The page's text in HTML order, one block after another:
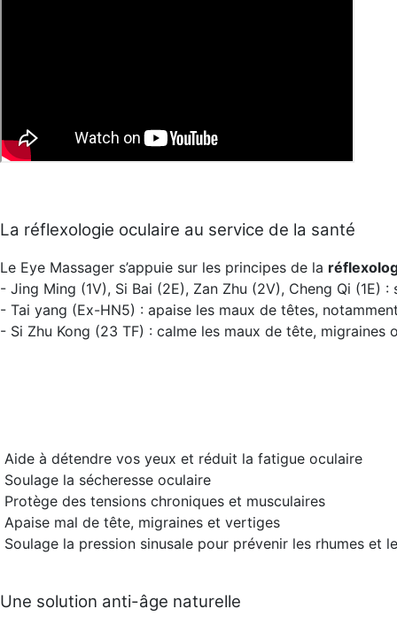
La réflexologie oculaire au service de la santé
Le Eye Massager s’appuie sur les principes de la
- Jing Ming (1V), Si Bai (2E), Zan Zhu (2V), Cheng Qi
- Tai yang (Ex-HN5) : apaise les maux de têtes,
- Si Zhu Kong (23 TF) : calme les maux de tête,
Aide à détendre vos yeux et réduit la fatigue oculaire
Soulage la sécheresse oculaire
Protège des tensions chroniques et musculaires
Apaise mal de tête, migraines et vertiges
Soulage la pression sinusale pour prévenir les rhumes et
Une solution anti-âge naturelle